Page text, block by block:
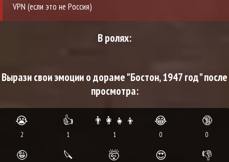
VPN (если это не Россия)
В ролях:
Вырази свои эмоции о дораме "Бостон, 1947 год" после
просмотра:
😭
2
👍
1
👨‍👩‍👧‍👦
1
😂
0
🔞
0
🤪 🔪 🤯 😍 👎